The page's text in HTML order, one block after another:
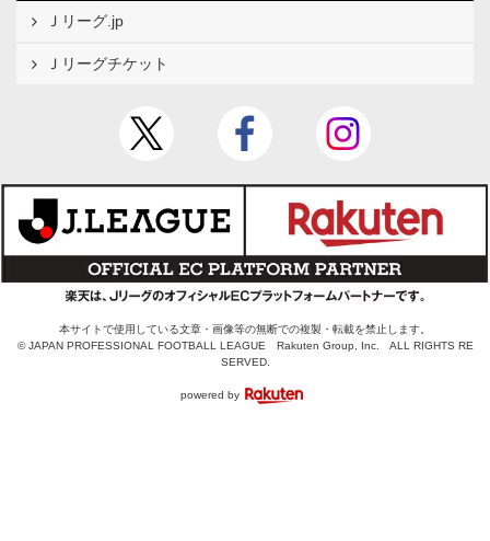
Ｊリーグ.jp
Ｊリーグチケット
本サイトで使用している文章・画像等の無断での複製・転載を禁止します。
© JAPAN PROFESSIONAL FOOTBALL LEAGUE Rakuten Group, Inc. ALL RIGHTS RE
SERVED.
powered by